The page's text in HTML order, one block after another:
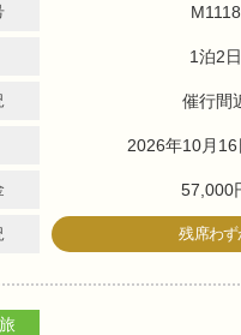
M1118
1泊2日
催行間
2026年10月16
57,000
残席わず